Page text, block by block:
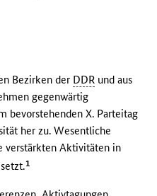
Bezirken der DDR und aus
gegenwärtig
bevorstehenden X. Parteitag
her zu. Wesentliche
verstärkten Aktivitäten in
1